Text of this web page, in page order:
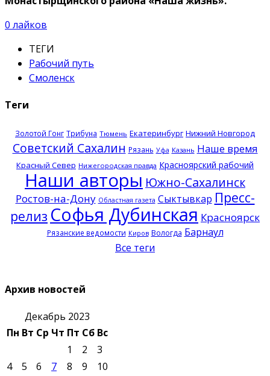
0 лайков
ТЕГИ
Рабочий путь
Смоленск
Теги
Золотой Гонг Трибуна Тюмень Екатеринбург Нижний Новгород
Советский Сахалин Рязань Уфа Казань Наше время
Красный Север Нижегородская правда Красноярский рабочий
Наши авторы Южно-Сахалинск
Ростов-на-Дону Областная газета Сыктывкар Пресс-
релиз Софья Дубинская Красноярск
Рязанские ведомости Киров Вологда Барнаул
Все теги
Архив новостей
Декабрь 2023
Пн Вт Ср Чт Пт Сб Вс
1
2
3
4
5 6 7 8 9
10